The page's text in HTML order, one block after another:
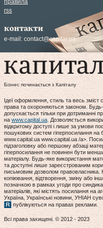
правила
rss
контакти
e-mail: contact@capital.ua
Бізнес починається з Капіталу
Ідеї оформлення, стиль та весь зміст
права та охороняються законом.
допускається тільки при дотриманні
на www.capital.ua. Дозволяється
відкритому доступі і лише за умови
пошукових систем гіперпосилання на
www.capital.ua www.capital.ua /a>.
підзаголовку або першому абзаці
гіперпосилання не повинен бути
матеріалу. Будь-яке використання
та доступні лише зареєстрованим
письмовим дозволом правовласника.
копіювання, відтворення, зміну або
позначкою в рамках угоди про
матеріалів, які містять посилання
Україна, Українські новини, УНІАН
публікуються на правах реклами.
Всі права захищені. © 2012 - 2023